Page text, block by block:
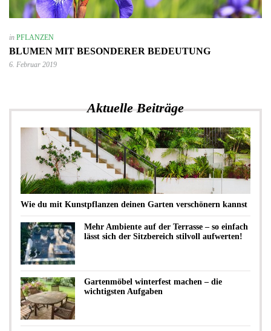
in PFLANZEN
BLUMEN MIT BESONDERER BEDEUTUNG
6. Februar 2019
Aktuelle Beiträge
Wie du mit Kunstpflanzen deinen Garten verschönern kannst
Mehr Ambiente auf der Terrasse – so einfach
lässt sich der Sitzbereich stilvoll aufwerten!
Gartenmöbel winterfest machen – die
wichtigsten Aufgaben